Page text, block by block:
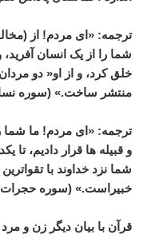
ترجمه: « ای مردم! از (
شما را از یک انسان آفرید،
خلق کرد، و از او«دو مردان
منتشر ساخت.» (سوره
ترجمه: « ای مردم!ما شما
و قبیله ها قرار دادیم، تا
شما نزد خداوند با تقواترین
خبیراست.» (سوره حجرات
قرآن با بیان دیگر زن و مرد